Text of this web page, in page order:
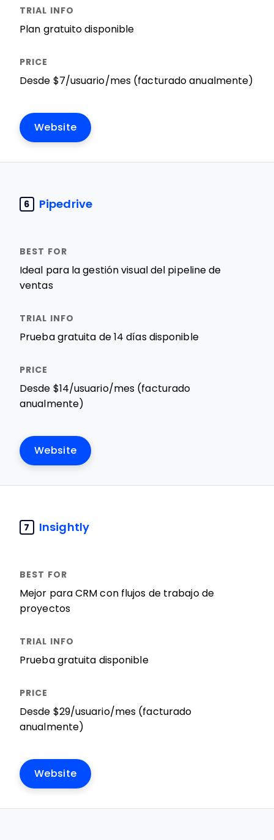
Plan gratuito disponible
Desde $7/usuario/mes (facturado anualmente)
Website
6 Pipedrive
Ideal para la gestión visual del pipeline de
ventas
Prueba gratuita de 14 días disponible
Desde $14/usuario/mes (facturado
anualmente)
Website
7 Insightly
Mejor para CRM con flujos de trabajo de
proyectos
Prueba gratuita disponible
Desde $29/usuario/mes (facturado
anualmente)
Website